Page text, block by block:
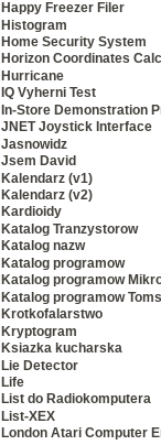
Happy Freezer Filer
Histogram
Home Security System
Horizon Coordinates
Hurricane
IQ Vyherni Test
In-Store Demonstration
JNET Joystick Interface
Jasnowidz
Jsem David
Kalendarz (v1)
Kalendarz (v2)
Kardioidy
Katalog Tranzystorow
Katalog nazw
Katalog programow
Katalog programow
Katalog programow
Krotkofalarstwo
Kryptogram
Ksiazka kucharska
Lie Detector
Life
List do Radiokomputera
List-XEX
London Atari Computer